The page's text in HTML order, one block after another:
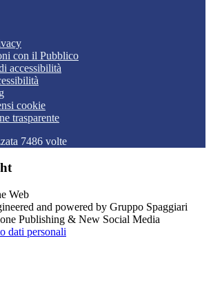
con il Pubblico
accessibilità
cookie
trasparente
7486 volte
and powered by Gruppo Spaggiari
Publishing & New Social Media
dati personali